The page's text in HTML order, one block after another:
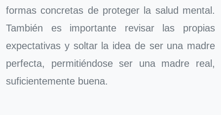
formas concretas de proteger la salud mental.
También es importante revisar las propias
expectativas y soltar la idea de ser una madre
perfecta, permitiéndose ser una madre real,
suficientemente buena.